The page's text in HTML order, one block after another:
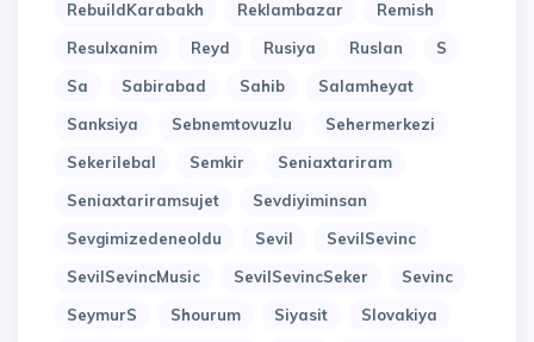
RebuildKarabakh
Reklambazar
Remish
Resulxanim
Reyd Rusiya Ruslan
S
Sa
Sabirabad Sahib
Salamheyat
Sanksiya
Sebnemtovuzlu
Sehermerkezi
Sekerilebal
Semkir
Seniaxtariram
Seniaxtariramsujet
Sevdiyiminsan
Sevgimizedeneoldu
Sevil
SevilSevinc
SevilSevincMusic
SevilSevincSeker
Sevinc
SeymurS
Shourum Siyasit
Slovakiya